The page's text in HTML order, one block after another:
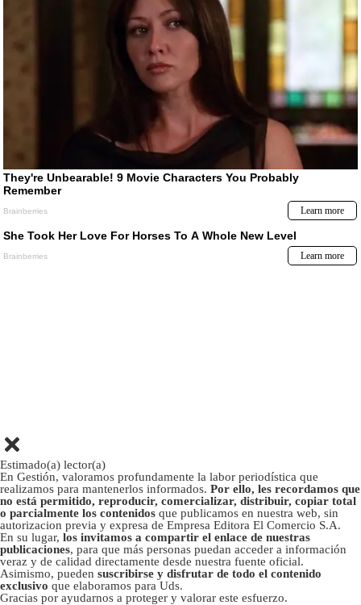
Estimado(a) lector(a)
En Gestión, valoramos profundamente la labor periodística que
realizamos para mantenerlos informados. Por ello, les recordamos que
no está permitido, reproducir, comercializar, distribuir, copiar total
o parcialmente los contenidos que publicamos en nuestra web, sin
autorizacion previa y expresa de Empresa Editora El Comercio S.A.
En su lugar, los invitamos a compartir el enlace de nuestras
publicaciones, para que más personas puedan acceder a información
veraz y de calidad directamente desde nuestra fuente oficial.
Asimismo, pueden suscribirse y disfrutar de todo el contenido
exclusivo que elaboramos para Uds.
Gracias por ayudarnos a proteger y valorar este esfuerzo.